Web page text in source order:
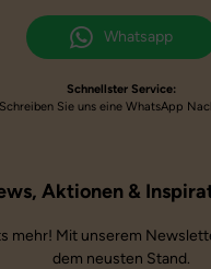
Whatsapp
Schnellster Service:
Schreiben Sie uns eine WhatsApp
mehr! Mit unserem
dem neusten Stand.